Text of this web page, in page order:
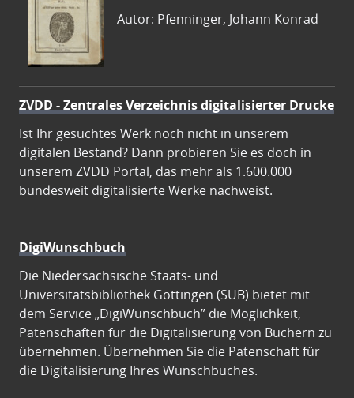
Autor: Pfenninger, Johann Konrad
ZVDD - Zentrales Verzeichnis digitalisierter Drucke
Ist Ihr gesuchtes Werk noch nicht in unserem
digitalen Bestand? Dann probieren Sie es doch in
unserem ZVDD Portal, das mehr als 1.600.000
bundesweit digitalisierte Werke nachweist.
DigiWunschbuch
Die Niedersächsische Staats- und
Universitätsbibliothek Göttingen (SUB) bietet mit
dem Service „DigiWunschbuch” die Möglichkeit,
Patenschaften für die Digitalisierung von Büchern zu
übernehmen. Übernehmen Sie die Patenschaft für
die Digitalisierung Ihres Wunschbuches.